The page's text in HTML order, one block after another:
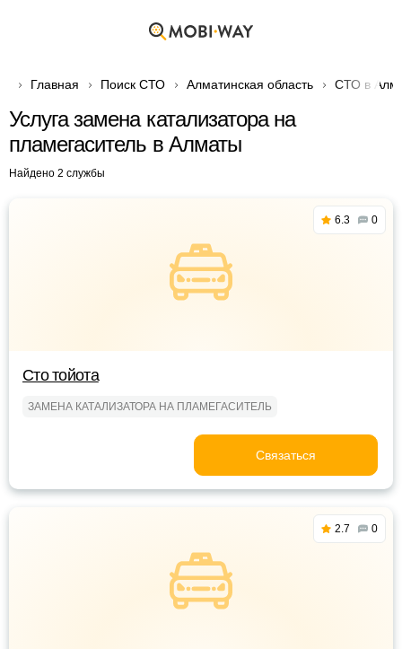
Главная Поиск СТО Алматинская область СТО в
Услуга замена катализатора на
пламегаситель в Алматы
Найдено 2 службы
6.3 0
Сто тойота
ЗАМЕНА КАТАЛИЗАТОРА НА ПЛАМЕГАСИТЕЛЬ
Связаться
2.7 0